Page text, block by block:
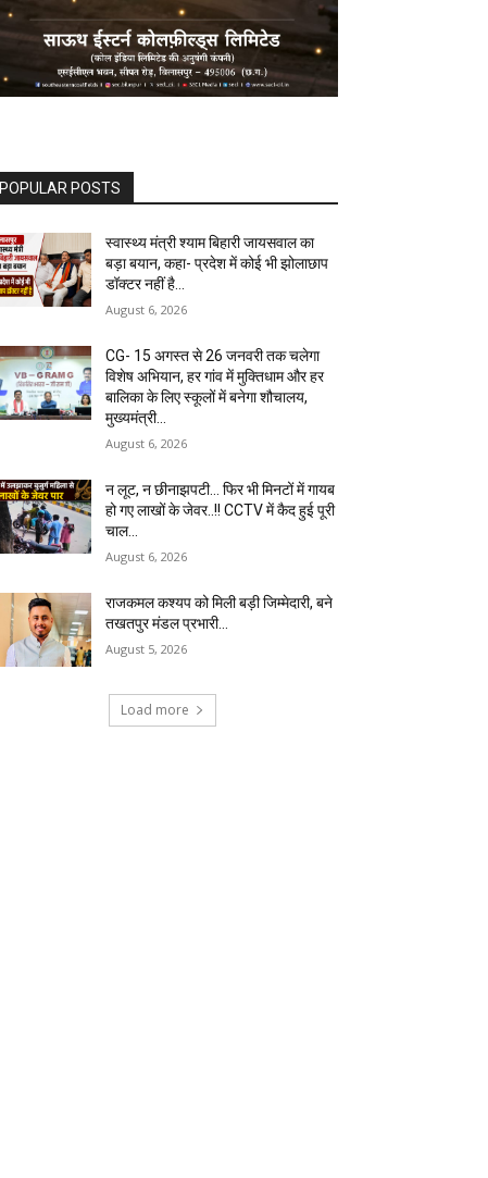
POPULAR POSTS
स्वास्थ्य मंत्री श्याम बिहारी जायसवाल का
बड़ा बयान, कहा- प्रदेश में कोई भी झोलाछाप
डॉक्टर नहीं है…
August 6, 2026
CG- 15 अगस्त से 26 जनवरी तक चलेगा
विशेष अभियान, हर गांव में मुक्तिधाम और हर
बालिका के लिए स्कूलों में बनेगा शौचालय,
मुख्यमंत्री...
August 6, 2026
न लूट, न छीनाझपटी… फिर भी मिनटों में गायब
हो गए लाखों के जेवर..!! CCTV में कैद हुई पूरी
चाल…
August 6, 2026
राजकमल कश्यप को मिली बड़ी जिम्मेदारी, बने
तखतपुर मंडल प्रभारी…
August 5, 2026
Load more